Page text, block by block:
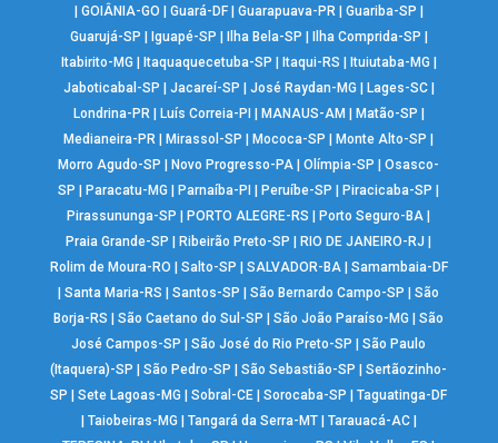
GOIÂNIA-GO Guará-DF| Guarapuava-PR| Guariba-SP
Guarujá-SP
Iguapé-SP Ilha Bela-SP Ilha Comprida-SP
Itabirito-MG
Itaquaquecetuba-SP Itaqui-RS Ituiutaba-MG
Jaboticabal-SP
Jacareí-SP José Raydan-MG Lages-SC|
Londrina-PR| Luís Correia-PI MANAUS-AM Matão-SP
Medianeira-PR
Mirassol-SP Mococa-SP Monte Alto-SP
Morro Agudo-SP
Novo Progresso-PA |Olímpia-SP |Osasco-
SP
Paracatu-MG Parnaíba-PI Peruíbe-SP Piracicaba-SP
Pirassununga-SP
PORTO ALEGRE-RS Porto Seguro-BA
Praia Grande-SP
Ribeirão Preto-SP RIO DE JANEIRO-RJ
Rolim de Moura-RO
Salto-SP SALVADOR-BA| Samambaia-DF
|Santa Maria-RS |Santos-SP |São Bernardo Campo-SP |São
Borja-RS
|São Caetano do Sul-SP |São João Paraíso-MG |São
José Campos-SP
|São José do Rio Preto-SP |São Paulo
(Itaquera)-SP
|São Pedro-SP |São Sebastião-SP |Sertãozinho-
SP
|Sete Lagoas-MG |Sobral-CE |Sorocaba-SP |Taguatinga-DF
Taiobeiras-MG Tangará da Serra-MT| Tarauacá-AC|